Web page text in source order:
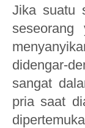
Jika suatu
didengar-
sangat
pria saat